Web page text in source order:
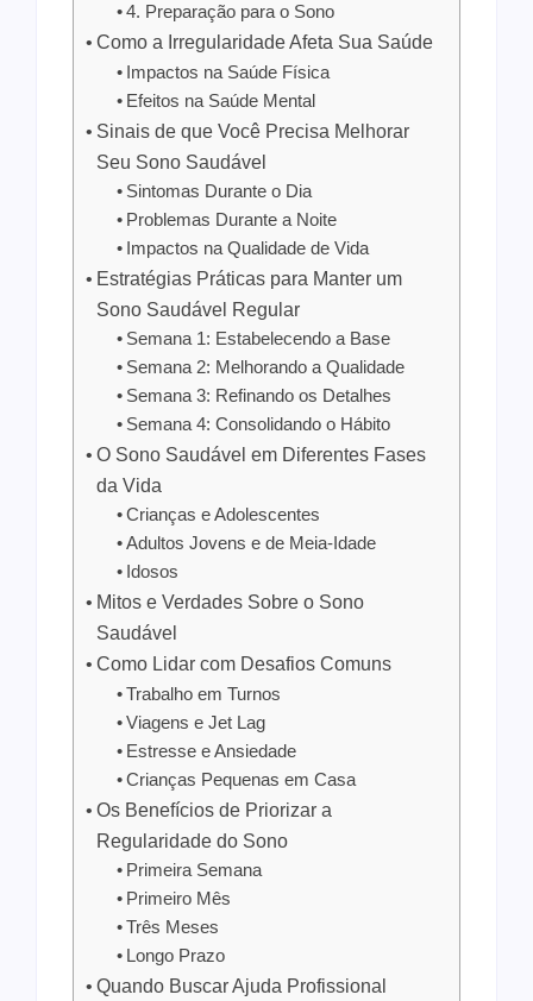
4. Preparação para o Sono
Como a Irregularidade Afeta Sua Saúde
Impactos na Saúde Física
Efeitos na Saúde Mental
Sinais de que Você Precisa Melhorar
Seu Sono Saudável
Sintomas Durante o Dia
Problemas Durante a Noite
Impactos na Qualidade de Vida
Estratégias Práticas para Manter um
Sono Saudável Regular
Semana 1: Estabelecendo a Base
Semana 2: Melhorando a Qualidade
Semana 3: Refinando os Detalhes
Semana 4: Consolidando o Hábito
O Sono Saudável em Diferentes Fases
da Vida
Crianças e Adolescentes
Adultos Jovens e de Meia-Idade
Idosos
Mitos e Verdades Sobre o Sono
Saudável
Como Lidar com Desafios Comuns
Trabalho em Turnos
Viagens e Jet Lag
Estresse e Ansiedade
Crianças Pequenas em Casa
Os Benefícios de Priorizar a
Regularidade do Sono
Primeira Semana
Primeiro Mês
Três Meses
Longo Prazo
Quando Buscar Ajuda Profissional